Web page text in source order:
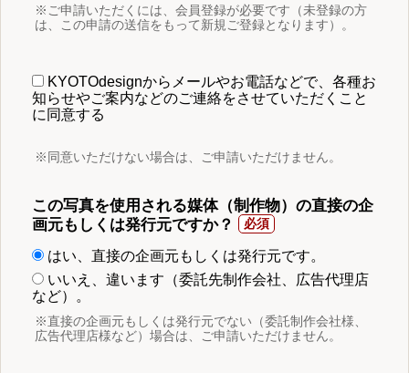
※ご申請いただくには、会員登録が必要です（未登録の方
は、この申請の送信をもって新規ご登録となります）。
KYOTOdesignからメールやお電話などで、各種お
知らせやご案内などのご連絡をさせていただくこと
に同意する
※同意いただけない場合は、ご申請いただけません。
この写真を使用される媒体（制作物）の直接の企
画元もしくは発行元ですか？
はい、直接の企画元もしくは発行元です。
いいえ、違います（委託先制作会社、広告代理店
など）。
※直接の企画元もしくは発行元でない（委託制作会社様、
広告代理店様など）場合は、ご申請いただけません。